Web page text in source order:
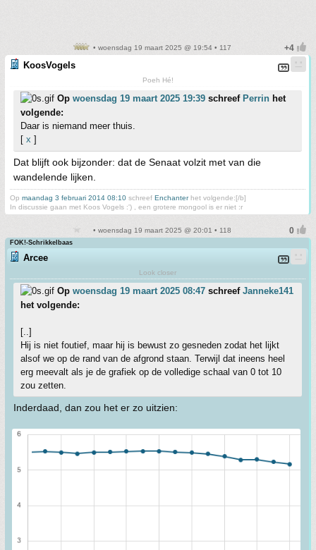
• woensdag 19 maart 2025 @ 19:54 • 117
KoosVogels
Poeh Hé!
Op woensdag 19 maart 2025 19:39 schreef Perrin het
volgende:
Daar is niemand meer thuis.
[ x ]
Dat blijft ook bijzonder: dat de Senaat volzit met van die
wandelende lijken.
Op maandag 3 februari 2014 08:10 schreef Enchanterhet volgende:[/b]
In discussie gaan met Koos Vogels :') , een grotere mongool is er niet :r
• woensdag 19 maart 2025 @ 20:01 • 118
FOK!-Schrikkelbaas
Arcee
Look closer
Op woensdag 19 maart 2025 08:47 schreef Janneke141
het volgende:
[..]
Hij is niet foutief, maar hij is bewust zo gesneden zodat het lijkt
alsof we op de rand van de afgrond staan. Terwijl dat ineens heel
erg meevalt als je de grafiek op de volledige schaal van 0 tot 10
zou zetten.
Inderdaad, dan zou het er zo uitzien: